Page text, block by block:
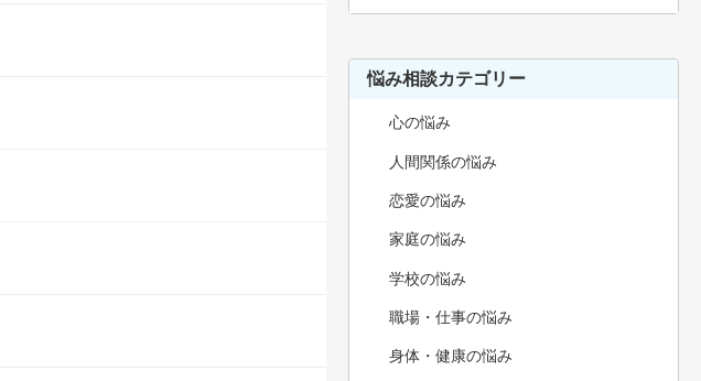
悩み相談カテゴリー
心の悩み
人間関係の悩み
恋愛の悩み
家庭の悩み
学校の悩み
職場・仕事の悩み
身体・健康の悩み